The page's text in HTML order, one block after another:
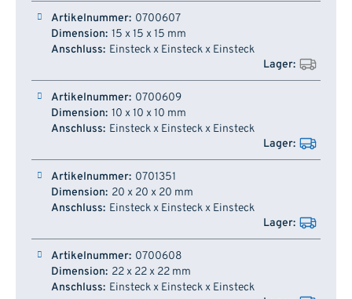
Artikelnummer Dimension
0700607
15 x 15 x 15 mm
Einsteck x Einsteck x Einsteck
0700609
10 x 10 x 10 mm
Einsteck x Einsteck x Einsteck
0701351
20 x 20 x 20 mm
Einsteck x Einsteck x Einsteck
0700608
22 x 22 x 22 mm
Einsteck x Einsteck x Einsteck